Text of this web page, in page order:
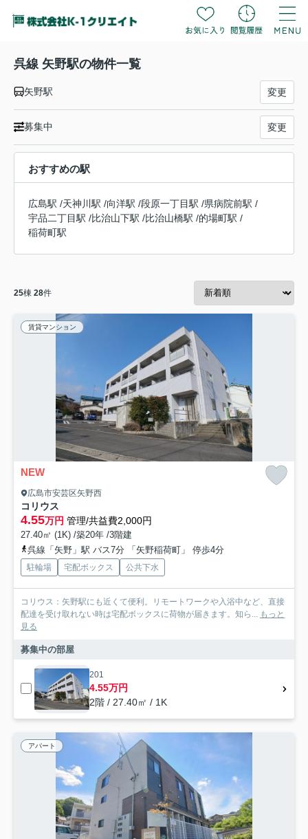
呉線 矢野駅の物件一覧
矢野駅 変更
募集中 変更
おすすめの駅
広島駅 /天神川駅 /向洋駅 /段原一丁目駅 /県病院前駅 /
宇品二丁目駅 /比治山下駅 /比治山橋駅 /的場町駅 /
稲荷町駅
25棟 28件
賃貸マンション
NEW
広島市安芸区矢野西
コリウス
4.55万円 管理/共益費2,000円
27.40㎡ (1K) /築20年 /3階建
呉線「矢野」駅 バス7分 「矢野稲荷町」 停歩4分
駐輪場 宅配ボックス 公共下水
コリウス：矢野駅にも近くて便利。リモートワークや入浴中など、直接
配達を受け取れない時は宅配ボックスに荷物が届きます。知ら...
もっと
見る
募集中の部屋
201
4.55万円
2階 / 27.40㎡ / 1K
アパート